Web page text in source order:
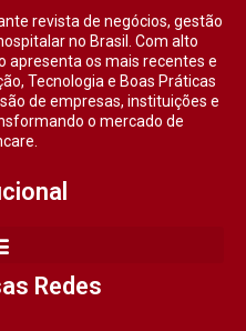
revista de negócios, gestão
no Brasil. Com alto
apresenta os mais recentes e
Tecnologia e Boas Práticas
de empresas, instituições e
o mercado de
Redes